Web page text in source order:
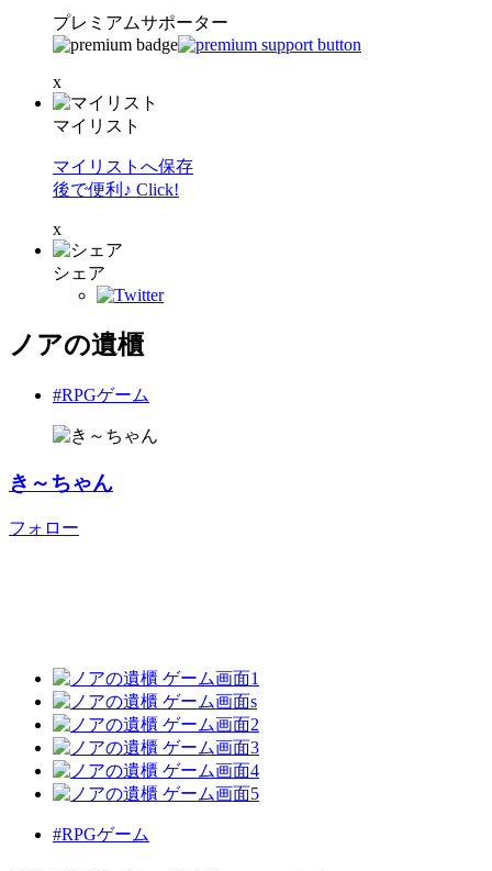
プレミアムサポーター
x
マイリスト
マイリストへ保存
後で便利♪ Click!
x
シェア
ノアの遺櫃
#RPGゲーム
き～ちゃん
フォロー
#RPGゲーム